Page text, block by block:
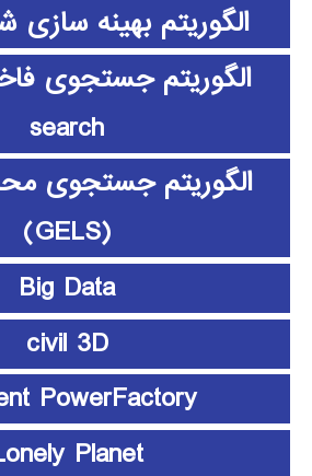
الگوریتم بهینه سازی
search
الگوریتم جستجوی
(GELS)
Big Data
civil 3D
PowerFactory
Planet